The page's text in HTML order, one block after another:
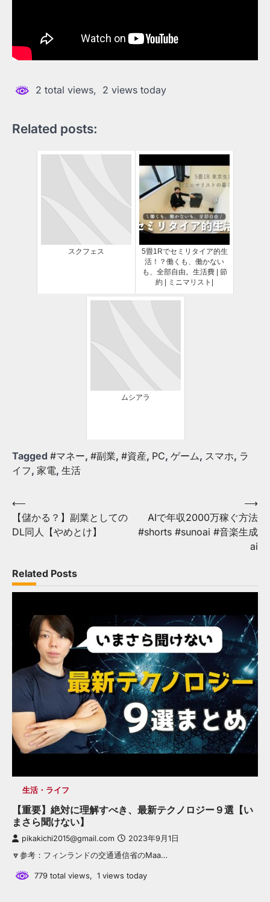
2 total views, 2 views today
Related posts:
スクフェス
5畳1Rでセミリタイア的生
活！？働くも、働かない
も、全部自由。生活費 | 節
約 | ミニマリスト|
ムシアラ
Tagged #マネー, #副業, #資産, PC, ゲーム, スマホ, ラ
イフ, 家電, 生活
投
稿
ゲ
⟵
【儲かる？】副業としての
DL同人【やめとけ】
AIで年収2000万稼ぐ方法
#shorts #sunoai #音楽生成
ai
⟶
Related Posts
生活・ライフ
【重要】絶対に理解すべき、最新テクノロジー９選【い
まさら聞けない】
pikakichi2015@gmail.com 2023年9月1日
🔽参考：フィンランドの交通通信省のMaa…
779 total views, 1 views today